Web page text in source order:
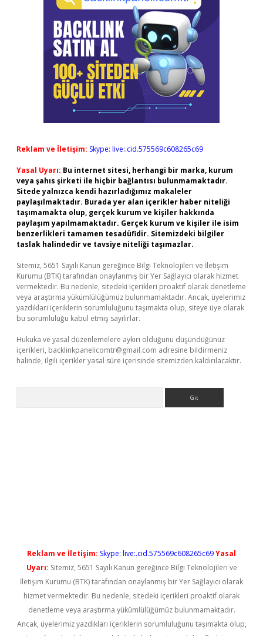
Reklam ve İletişim: Skype: live:.cid.575569c608265c69
Yasal Uyarı: Bu internet sitesi, herhangi bir marka, kurum
veya şahıs şirketi ile hiçbir bağlantısı bulunmamaktadır.
Sitede yalnızca kendi hazırladığımız makaleler
paylaşılmaktadır. Burada yer alan içerikler haber niteliği
taşımamakta olup, gerçek kurum ve kişiler hakkında
paylaşım yapılmamaktadır. Gerçek kurum ve kişiler ile isim
benzerlikleri tamamen tesadüfidir. Sitemizdeki bilgiler
taslak halindedir ve tavsiye niteliği taşımazlar.
Sitemiz, 5651 Sayılı Kanun gereğince Bilgi Teknolojileri ve İletişim
Kurumu (BTK) tarafından onaylanmış bir Yer Sağlayıcı olarak hizmet
vermektedir. Bu nedenle, sitedeki içerikleri proaktif olarak denetleme
veya araştırma yükümlülüğümüz bulunmamaktadır. Ancak, üyelerimiz
yazdıkları içeriklerin sorumluluğunu taşımakta olup, siteye üye olarak
bu sorumluluğu kabul etmiş sayılırlar.
Hukuka ve yasal düzenlemelere aykırı olduğunu düşündüğünüz
içerikleri, backlinkpanelicomtr@gmail.com adresine bildirmeniz
halinde, ilgili içerikler yasal süre içerisinde sitemizden kaldırılacaktır.
Reklam ve İletişim: Skype: live:.cid.575569c608265c69Yasal
Uyarı: Sitemiz, 5651 Sayılı Kanun gereğince Bilgi Teknolojileri ve
İletişim Kurumu (BTK) tarafından onaylanmış bir Yer Sağlayıcı olarak
hizmet vermektedir. Bu nedenle, sitedeki içerikleri proaktif olarak
denetleme veya araştırma yükümlülüğümüz bulunmamaktadır.
Ancak, üyelerimiz yazdıkları içeriklerin sorumluluğunu taşımakta olup,